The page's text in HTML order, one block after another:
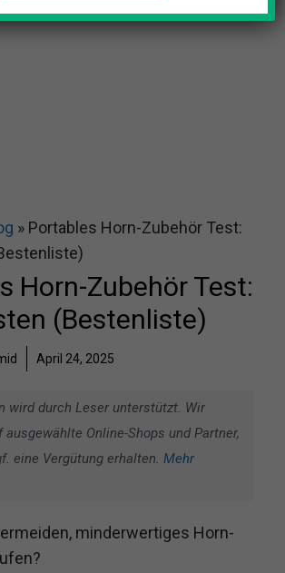
» Portables Horn-Zubehör Test:
Horn-Zubehör Test:
(Bestenliste)
April 24, 2025
wird durch Leser unterstützt. Wir
ausgewählte Online-Shops und Partner,
eine Vergütung erhalten. Mehr
minderwertiges Horn-